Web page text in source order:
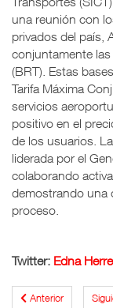
una reunión con
privados del país,
conjuntamente las
(BRT). Estas
Tarifa Máxima
servicios
positivo en el
de los usuarios.
liderada por el
colaborando
demostrando una
proceso.
Twitter: Edna
Anterior